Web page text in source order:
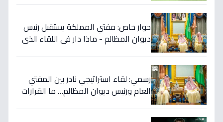
حوار خاص: مفتي المملكة يستقبل رئيس
ديوان المظالم - ماذا دار في اللقاء الذي
رسمي: لقاء استراتيجي نادر بين المفتي
العام ورئيس ديوان المظالم… ما القرارات